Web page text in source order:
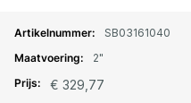
SB03161040
2"
€ 329,77